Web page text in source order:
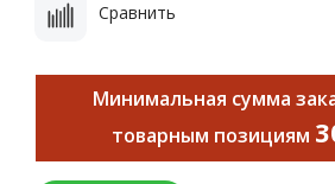
Сравнить
Минимальная сумма
товарным позициям